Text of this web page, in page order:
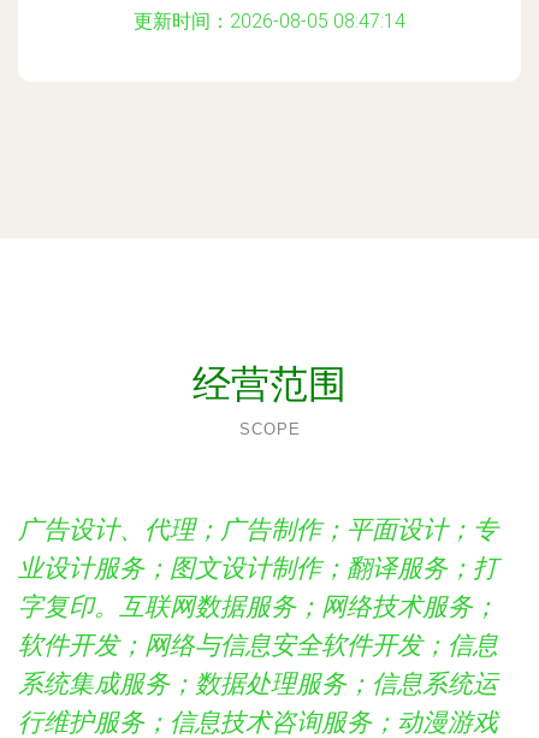
更新时间：2026-08-05 08:47:14
经营范围
SCOPE
广告设计、代理；广告制作；平面设计；专
业设计服务；图文设计制作；翻译服务；打
字复印。互联网数据服务；网络技术服务；
软件开发；网络与信息安全软件开发；信息
系统集成服务；数据处理服务；信息系统运
行维护服务；信息技术咨询服务；动漫游戏